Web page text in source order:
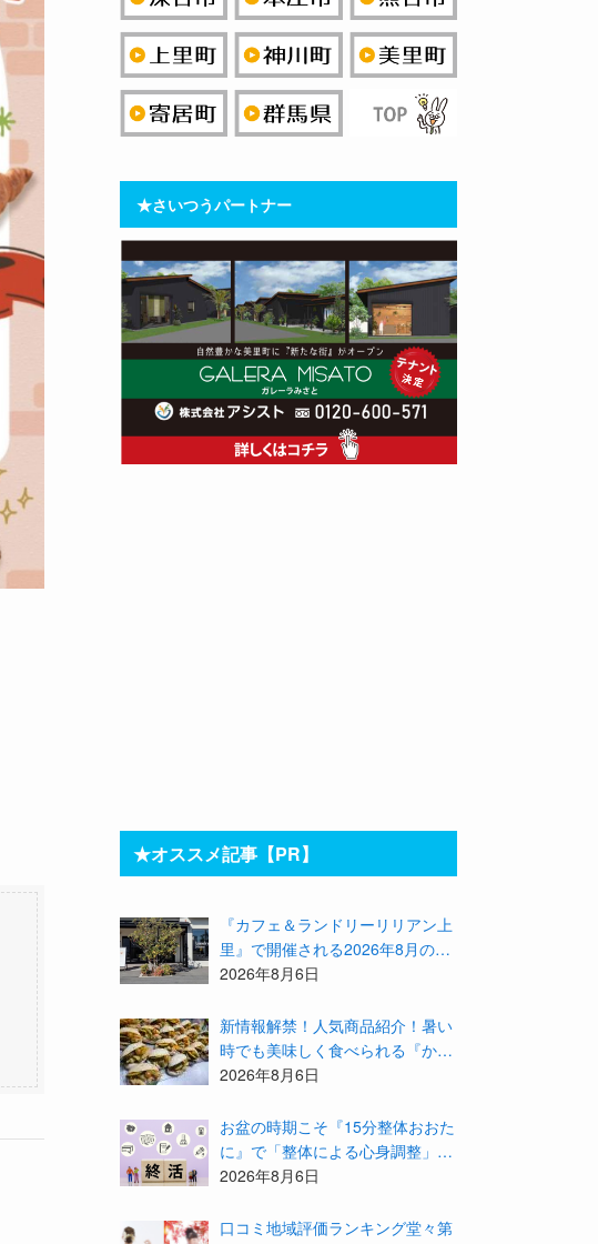
★さいつうパートナー
★オススメ記事【PR】
『カフェ＆ランドリーリリアン上
里』で開催される2026年8月のイ
ベント等をまとめてご紹介！
2026年8月6日
新情報解禁！人気商品紹介！暑い
時でも美味しく食べられる『かず
みんち』の身体に優しい天然酵母
2026年8月6日
お盆の時期こそ『15分整体おおた
に』で「整体による心身調整」と
「アドバイザーによる身辺整理の
2026年8月6日
⼝コミ地域評価ランキング堂々第